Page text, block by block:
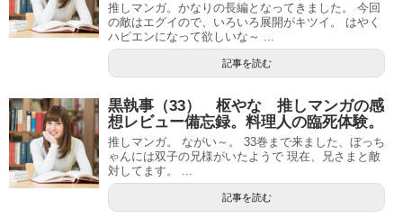
推しマンガ。かなりの長編となってきました。 今回
の敵はエグイので、いろいろ展開がキツイ。 はやく
ハピエンになって欲しいな～ ...
記事を読む
黒執事（33） 枢やな 推しマンガの感
想レビュー備忘録。料理人の臨死体験。
推しマンガ。 ながい～。 33巻まで来ました、ぼっち
ゃんには双子の兄様がいたようで 現在、兄さまと敵
対してます。 ...
記事を読む